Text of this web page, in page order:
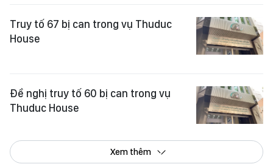
Truy tố 67 bị can trong vụ Thuduc
House
Đề nghị truy tố 60 bị can trong vụ
Thuduc House
Xem thêm